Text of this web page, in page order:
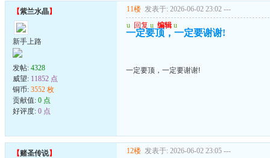
【紫兰水晶】
新手上路
发帖: 4328
威望: 11852 点
铜币: 3552 枚
贡献值: 0 点
好评度: 0 点
11楼 发表于: 2026-06-02 23:02 ---
u 回复 u 编辑 u
一定要顶，一定要谢谢!
一定要顶，一定要谢谢!
【赌圣传说】 12楼 发表于: 2026-06-02 23:05 ---